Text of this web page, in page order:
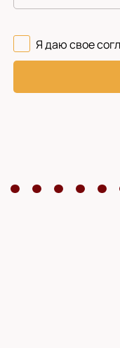
Я даю свое